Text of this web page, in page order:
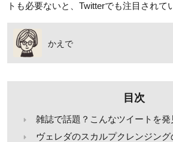
トも必要ないと、Twitterでも注目されて
かえで
目次
雑誌で話題？こんなツイートを発
ヴェレダのスカルプクレンジング